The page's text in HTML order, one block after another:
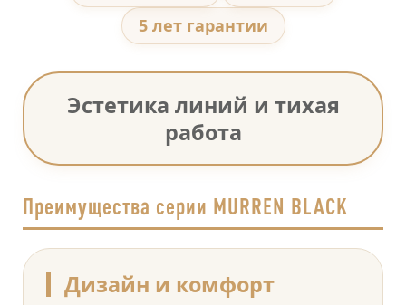
5 лет гарантии
Эстетика линий и тихая
работа
Преимущества серии MURREN BLACK
Дизайн и комфорт